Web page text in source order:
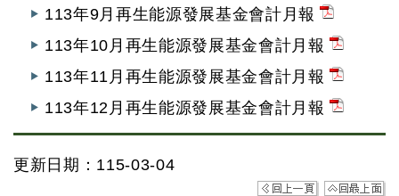
113年9月再生能源發展基金會計月報
113年10月再生能源發展基金會計月報
113年11月再生能源發展基金會計月報
113年12月再生能源發展基金會計月報
更新日期：115-03-04